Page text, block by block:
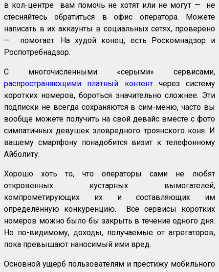
в кол-центре вам помочь не хотят или не могут — не
стесняйтесь обратиться в офис оператора. Можете
написать в их аккаунты в социальных сетях, проверено
— помогает. На худой конец, есть Роскомнадзор и
Роспотребнадзор.
С многочисленными «серыми» сервисами,
распространяющими платный контентчерез систему
коротких номеров, бороться значительно сложнее. Эти
подписки не всегда сохраняются в сим-меню, часто вы
вообще можете получить на свой девайс вместе с фото
симпатичных девушек зловредного троянского коня. И
вашему смартфону понадобится визит к телефонному
Айболиту.
Хорошо хоть то, что операторы сами не любят
откровенных кустарных вымогателей,
компрометирующих их и составляющих им
определённую конкуренцию. Все сервисы коротких
номеров можно было бы закрыть в течение одного дня.
Но по-видимому, доходы, получаемые от агрегаторов,
пока превышают наносимый ими вред.
Основной ущерб пользователям и престижу мобильного